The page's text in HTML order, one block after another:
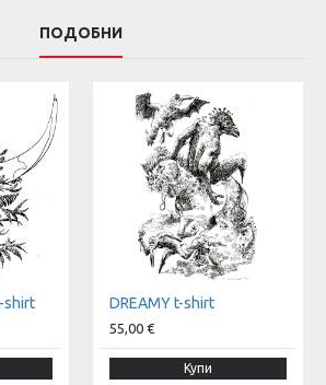
ПОДОБНИ
shirt DREAMY t-shirt
55,00 €
Купи